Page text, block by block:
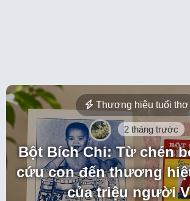
Thương hiệu tuổi thơ
2 tháng trước
Bột Bích Chi: Từ chén
cứu con đến thương
của triệu người